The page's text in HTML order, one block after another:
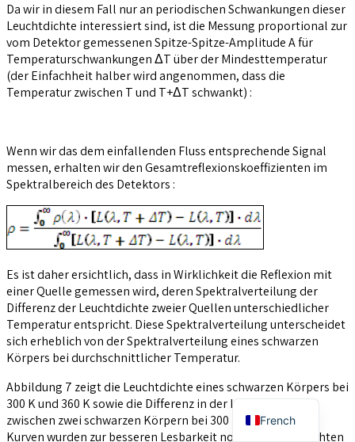
Da wir in diesem Fall nur an periodischen Schwankungen dieser
Leuchtdichte interessiert sind, ist die Messung proportional zur
vom Detektor gemessenen Spitze-Spitze-Amplitude A für
Temperaturschwankungen ΔT über der Mindesttemperatur
(der Einfachheit halber wird angenommen, dass die
Temperatur zwischen T und T+ΔT schwankt) :
Wenn wir das dem einfallenden Fluss entsprechende Signal
messen, erhalten wir den Gesamtreflexionskoeffizienten im
Spektralbereich des Detektors :
Es ist daher ersichtlich, dass in Wirklichkeit die Reflexion mit
einer Quelle gemessen wird, deren Spektralverteilung der
Differenz der Leuchtdichte zweier Quellen unterschiedlicher
Temperatur entspricht. Diese Spektralverteilung unterscheidet
sich erheblich von der Spektralverteilung eines schwarzen
Körpers bei durchschnittlicher Temperatur.
Abbildung 7 zeigt die Leuchtdichte eines schwarzen Körpers bei
300 K und 360 K sowie die Differenz in der Leuchtdichte
zwischen zwei schwarzen Körpern bei 300 K und 305 K. Die
Kurven wurden zur besseren Lesbarkeit normalisiert. Beachten
French
English